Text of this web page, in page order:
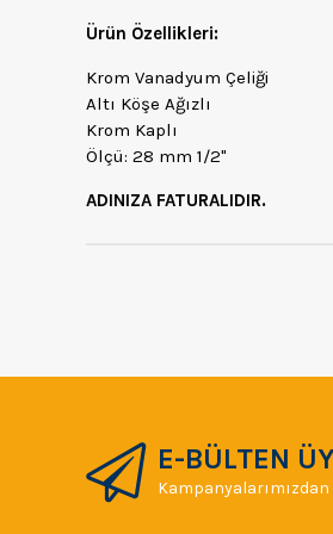
Ürün Özellikleri:
Krom Vanadyum Çeliği
Altı Köşe Ağızlı
Krom Kaplı
Ölçü: 28 mm 1/2"
ADINIZA FATURALIDIR.
E-BÜLTEN